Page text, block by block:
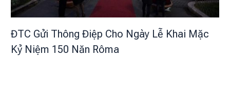
ĐTC Gửi Thông Điệp Cho Ngày Lễ Khai Mặc
Kỷ Niệm 150 Năn Rôma